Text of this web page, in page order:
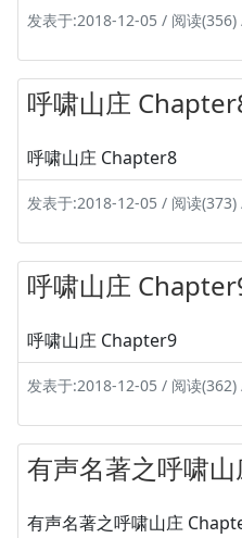
发表于:2018-12-05 / 阅读(356)
呼啸山庄
呼啸山庄 Chapter8
发表于:2018-12-05 / 阅读(373)
呼啸山庄
呼啸山庄 Chapter9
发表于:2018-12-05 / 阅读(362)
有声名著之呼啸
有声名著之呼啸山庄